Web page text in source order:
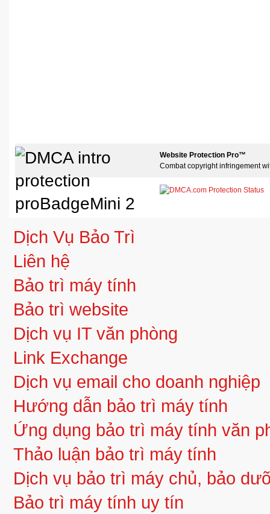
Website Protection Pro™
Combat copyright infringement
Dịch Vụ Bảo Trì
Liên hệ
Bảo trì máy tính
Bảo trì website
Dịch vụ IT văn phòng
Link Exchange
Dịch vụ email cho doanh nghiệp
Hướng dẫn bảo trì máy tính
Ứng dụng bảo trì máy tính văn
Thảo luận bảo trì máy tính
Dịch vụ bảo trì máy chủ, bảo
Bảo trì máy tính uy tín